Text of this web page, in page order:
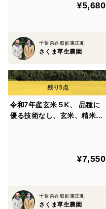
¥5,680
千葉県香取郡東庄町
さくま草生農園
令和7年産玄米５K、 品種に
優る技術なし、玄米、精米も
¥7,550
千葉県香取郡東庄町
さくま草生農園